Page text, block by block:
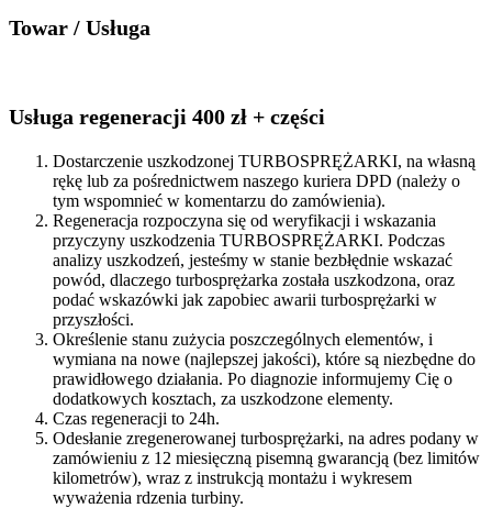
130
Towar / Usługa
Usługa regeneracji 400 zł + części
Dostarczenie uszkodzonej TURBOSPRĘŻARKI, na własną
rękę lub za pośrednictwem naszego kuriera DPD (należy o
tym wspomnieć w komentarzu do zamówienia).
Regeneracja rozpoczyna się od weryfikacji i wskazania
przyczyny uszkodzenia TURBOSPRĘŻARKI. Podczas
analizy uszkodzeń, jesteśmy w stanie bezbłędnie wskazać
powód, dlaczego turbosprężarka została uszkodzona, oraz
podać wskazówki jak zapobiec awarii turbosprężarki w
przyszłości.
Określenie stanu zużycia poszczególnych elementów, i
wymiana na nowe (najlepszej jakości), które są niezbędne do
prawidłowego działania. Po diagnozie informujemy Cię o
dodatkowych kosztach, za uszkodzone elementy.
Czas regeneracji to 24h.
Odesłanie zregenerowanej turbosprężarki, na adres podany w
zamówieniu z 12 miesięczną pisemną gwarancją (bez limitów
kilometrów), wraz z instrukcją montażu i wykresem
wyważenia rdzenia turbiny.